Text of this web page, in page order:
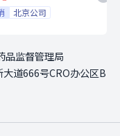
北京公司
品监督管理局
道666号CRO办公区B